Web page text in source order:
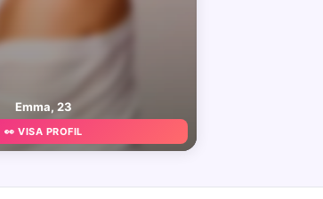
Emma, 23
👀 VISA PROFIL